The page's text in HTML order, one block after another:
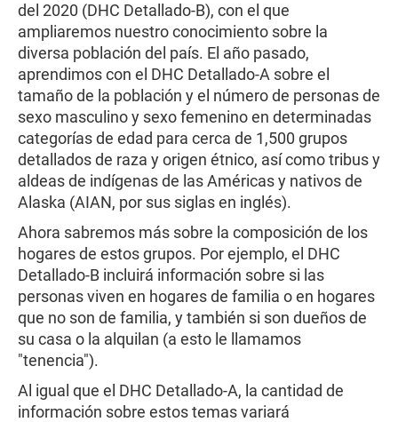
del 2020 (DHC Detallado-B), con el que
ampliaremos nuestro conocimiento sobre la
diversa población del país. El año pasado,
aprendimos con el DHC Detallado-A sobre el
tamaño de la población y el número de personas de
sexo masculino y sexo femenino en determinadas
categorías de edad para cerca de 1,500 grupos
detallados de raza y origen étnico, así como tribus y
aldeas de indígenas de las Américas y nativos de
Alaska (AIAN, por sus siglas en inglés).
Ahora sabremos más sobre la composición de los
hogares de estos grupos. Por ejemplo, el DHC
Detallado-B incluirá información sobre si las
personas viven en hogares de familia o en hogares
que no son de familia, y también si son dueños de
su casa o la alquilan (a esto le llamamos
"tenencia").
Al igual que el DHC Detallado-A, la cantidad de
información sobre estos temas variará